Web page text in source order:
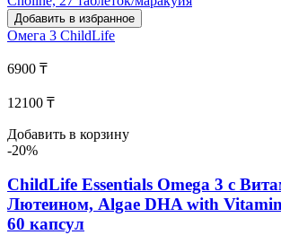
Добавить в избранное
Омега 3 ChildLife
6900 ₸
12100 ₸
Добавить в корзину
-20%
ChildLife Essentials Omega 3 с
Лютеином, Algae DHA with
60 капсул